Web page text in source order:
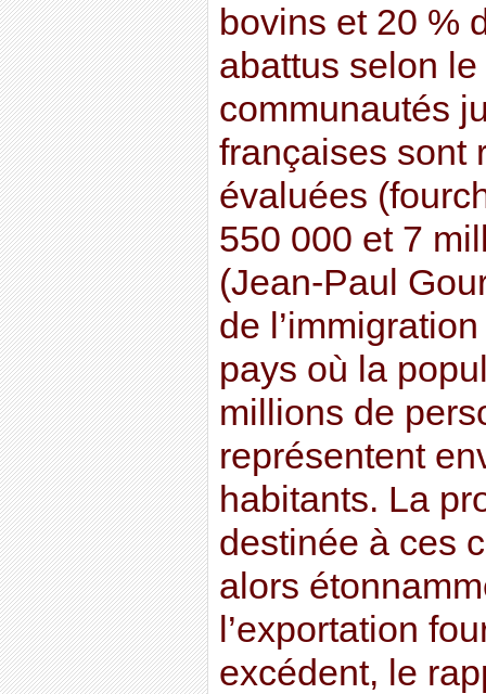
bovins et 20 %
abattus selon
communautés
françaises sont
évaluées
550 000 et 7
(Jean-Paul
de
pays où la
millions de
représentent
habitants. La
destinée à ces
alors
l’exportation
excédent, le